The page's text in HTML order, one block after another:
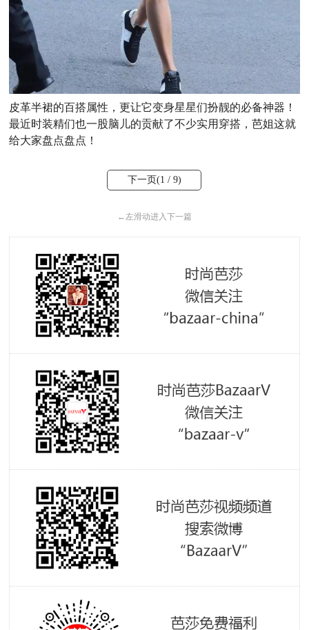
皮革半裙的百搭属性，更让它变身星星们扮靓的必备神器！
最近时装精们也一股脑儿的贡献了不少实用穿搭，芭姐这就
给大家盘点盘点！
下一页(1 / 9)
←左滑动进入下一篇